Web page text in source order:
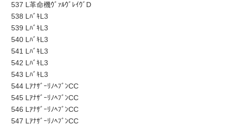
537 L革命機ｳﾞｧﾙｳﾞﾚｲｳﾞD
538 LﾊﾞｷL3
539 LﾊﾞｷL3
540 LﾊﾞｷL3
541 LﾊﾞｷL3
542 LﾊﾞｷL3
543 LﾊﾞｷL3
544 LｱﾅｻﾞｰﾘﾉﾍﾌﾞﾝCC
545 LｱﾅｻﾞｰﾘﾉﾍﾌﾞﾝCC
546 LｱﾅｻﾞｰﾘﾉﾍﾌﾞﾝCC
547 LｱﾅｻﾞｰﾘﾉﾍﾌﾞﾝCC